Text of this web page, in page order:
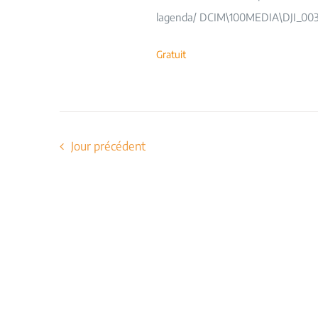
lagenda/
Gratuit
Jour précédent